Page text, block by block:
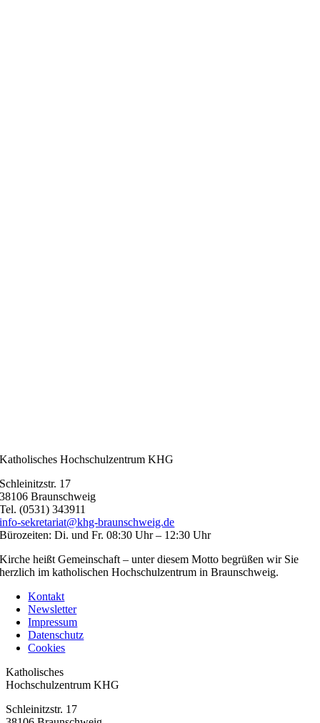
Katholisches Hochschulzentrum KHG
Schleinitzstr. 17
38106 Braunschweig
Tel. (0531) 343911
info-sekretariat@khg-braunschweig.de
Bürozeiten: Di. und Fr. 08:30 Uhr – 12:30 Uhr
Kirche heißt Gemeinschaft – unter diesem Motto begrüßen wir Sie
herzlich im katholischen Hochschulzentrum in Braunschweig.
Kontakt
Newsletter
Impressum
Datenschutz
Cookies
Toggle
Sliding
Area
Katholisches
Hochschulzentrum KHG
Schleinitzstr. 17